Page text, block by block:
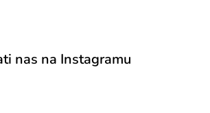
nas na Instagramu